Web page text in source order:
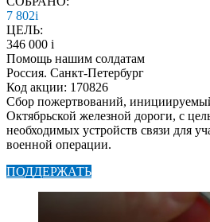
7 802i
ЦЕЛЬ:
346 000 i
Помощь нашим солдатам
Россия. Санкт-Петербург
Код акции: 170826
Сбор пожертвований,
Октябрьской железной дороги, с
необходимых устройств связи для
военной операции.
ПОДДЕРЖАТЬ